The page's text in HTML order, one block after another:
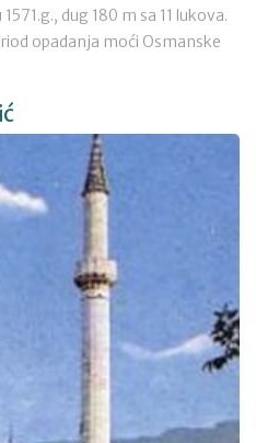
dug 180 m sa 11 lukova.
opadanja moći Osmanske